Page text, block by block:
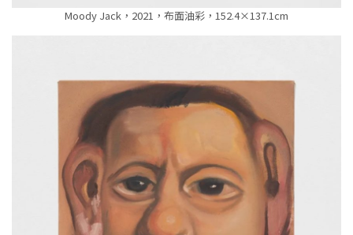
Moody Jack，2021，布面油彩，152.4×137.1cm